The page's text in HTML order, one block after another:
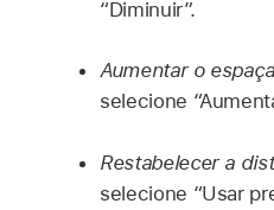
“Diminuir”.
Aumentar o
selecione
Restabelecer a
selecione “Usar